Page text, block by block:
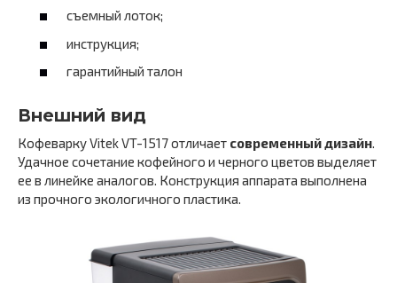
съемный лоток;
инструкция;
гарантийный талон
Внешний вид
Кофеварку Vitek VT-1517 отличает современный дизайн.
Удачное сочетание кофейного и черного цветов выделяет
ее в линейке аналогов. Конструкция аппарата выполнена
из прочного экологичного пластика.